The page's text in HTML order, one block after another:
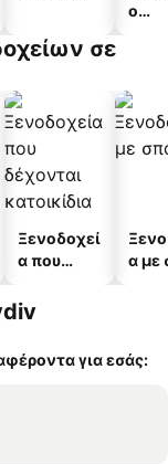
ο
σε
Ξενοδοχεί
α που
κατοικίδι
α με
για εσάς: